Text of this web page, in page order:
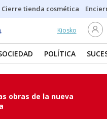
Cierre tienda cosmética
Kiosko
POLÍTICA
obras de la nueva